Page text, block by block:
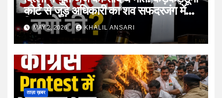
कोर्ट से जुड़े अधिकारी का शव सफदरजंग में
मिलाMAY 2, 2026 KHALIL ANSARI
ताज़ा ख़बर